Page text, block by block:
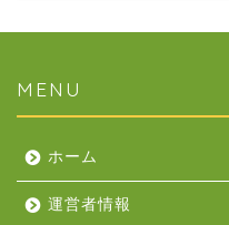
MENU
ホーム
運営者情報